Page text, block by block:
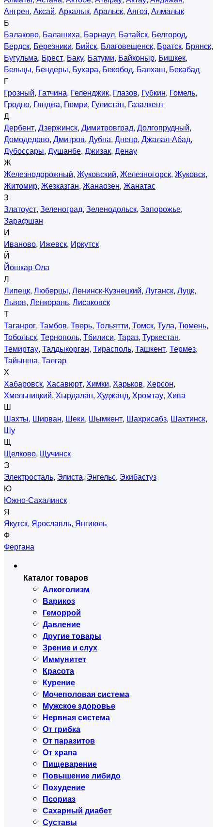
Ангрен, Аксай, Аркалык, Аральск, Аягоз, Алмалык
Б
Балаково, Балашиха, Барнаул, Батайск, Белгород,
Бердск, Березники, Бийск, Благовещенск, Братск, Брянск,
Бугульма, Брест, Баку, Батуми, Байконыр, Бишкек,
Бельцы, Бендеры, Бухара, Бекобод, Балхаш, Бекабад
Г
Грозный, Гатчина, Геленджик, Глазов, Губкин, Гомель,
Гродно, Гянджа, Гюмри, Гулистан, Газалкент
Д
Дербент, Дзержинск, Димитровград, Долгопрудный,
Домодедово, Дмитров, Дубна, Днепр, Джалал-Абад,
Дубоссары, Душанбе, Джизак, Денау
Ж
Железнодорожный, Жуковский, Железногорск, Жуковск,
Житомир, Жезказган, Жанаозен, Жанатас
З
Златоуст, Зеленоград, Зеленодольск, Запорожье,
Зарафшан
И
Иваново, Ижевск, Иркутск
Й
Йошкар-Ола
Л
Липецк, Люберцы, Ленинск-Кузнецкий, Луганск, Луцк,
Львов, Ленкорань, Лисаковск
Т
Таганрог, Тамбов, Тверь, Тольятти, Томск, Тула, Тюмень,
Тобольск, Тернополь, Тбилиси, Тараз, Туркестан,
Темиртау, Талдыкорган, Тирасполь, Ташкент, Термез,
Тайынша, Талгар
Х
Хабаровск, Хасавюрт, Химки, Харьков, Херсон,
Хмельницкий, Хырдалан, Худжанд, Хромтау, Хива
Ш
Шахты, Ширван, Шеки, Шымкент, Шахрисабз, Шахтинск,
Шу
Щ
Щелково, Щучинск
Э
Электросталь, Элиста, Энгельс, Экибастуз
Ю
Южно-Сахалинск
Я
Якутск, Ярославль, Янгиюль
Ф
Фергана
Каталог товаров
Алкоголизм
Варикоз
Геморрой
Давление
Другие товары
Зрение и слух
Иммунитет
Красота
Курение
Мочеполовая система
Мужское здоровье
Нервная система
От грибка
От паразитов
От храпа
Пищеварение
Повышение либидо
Похудение
Псориаз
Сахарный диабет
Суставы